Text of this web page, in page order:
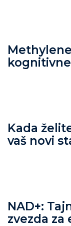
Kada
vaš novi
NAD+:
zvezda